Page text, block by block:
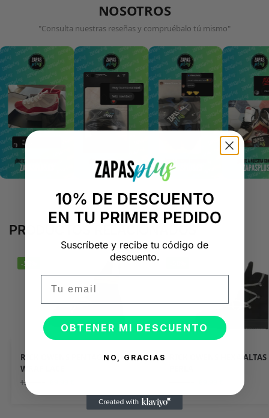
NOSOTROS
"Consulta nuestras reseñas y compruébalo tú mismo"
PRODUCTOS RELACIONADOS
-50%
RICK OWENS PENTAGRAMMA
WRAP LACE
139,98
RICK OWENS HEXA
10% DE DESCUENTO
EN TU PRIMER PEDIDO
Suscríbete y recibe tu código de
descuento.
OBTENER MI DESCUENTO
NO, GRACIAS